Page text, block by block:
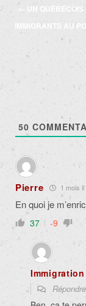
Navigation
des
←
UN QUÉBÉCOIS
IMMIGRANTS AU
50
Pierre 1 mois il
En quoi je
37 -9